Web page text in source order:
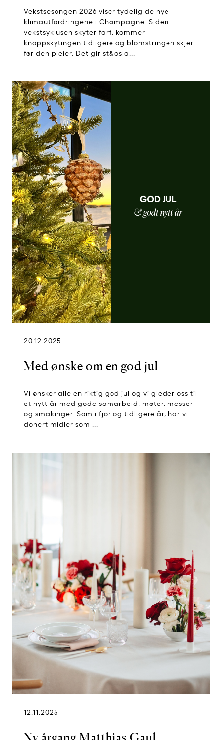
Vekstsesongen 2026 viser tydelig de nye
klimautfordringene i Champagne. Siden
vekstsyklusen skyter fart, kommer
knoppskytingen tidligere og blomstringen skjer
før den pleier. Det gir st&osla...
20.12.2025
Med ønske om en god jul
Vi ønsker alle en riktig god jul og vi gleder oss til
et nytt år med gode samarbeid, møter, messer
og smakinger. Som i fjor og tidligere år, har vi
donert midler som ...
12.11.2025